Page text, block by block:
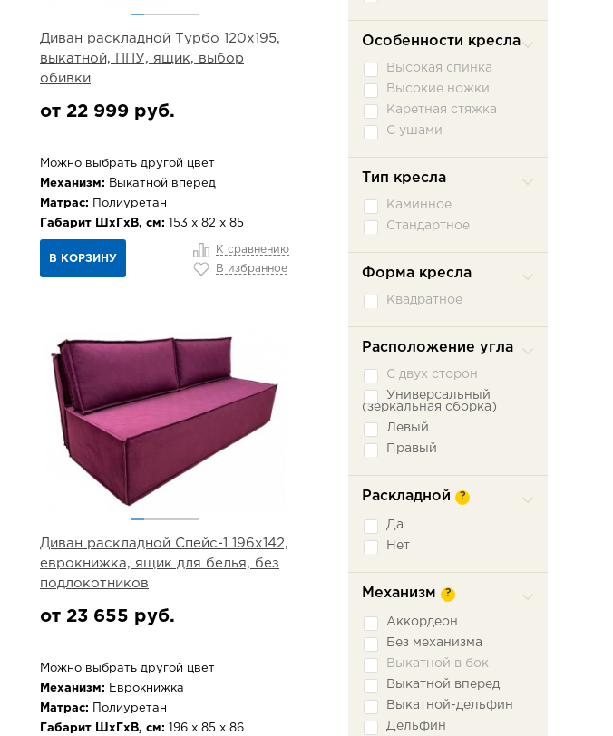
Диван раскладной Турбо 120х195,
выкатной, ППУ, ящик, выбор
обивки
от 22 999 руб.
Можно выбрать другой цвет
Механизм: Выкатной вперед
Матрас: Полиуретан
Габарит ШхГхВ, см: 153 х 82 х 85
В КОРЗИНУ
К сравнению
В избранное
Диван раскладной Спейс-1 196х142,
еврокнижка, ящик для белья, без
подлокотников
от 23 655 руб.
Можно выбрать другой цвет
Механизм: Еврокнижка
Матрас: Полиуретан
Габарит ШхГхВ, см: 196 х 85 х 86
Особенности кресла
Высокая спинка
Высокие ножки
Каретная стяжка
С ушами
Тип кресла
Каминное
Стандартное
Форма кресла
Квадратное
Расположение угла
С двух сторон
Универсальный
(зеркальная сборка)
Левый
Правый
Раскладной ?
Да
Нет
Механизм ?
Аккордеон
Без механизма
Выкатной в бок
Выкатной вперед
Выкатной-дельфин
Дельфин